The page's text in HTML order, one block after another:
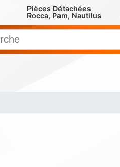
Pièces Détachées
Rocca, Pam, Nautilus